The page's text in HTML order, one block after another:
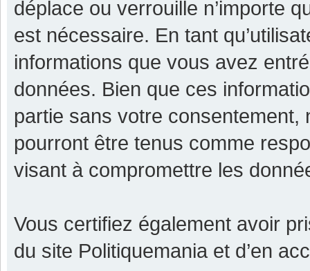
déplace ou verrouille n’importe
est nécessaire. En tant
informations que vous avez
données. Bien que ces
partie sans votre consentement,
pourront être tenus comme
visant à compromettre les
Vous certifiez également avoir
du site Politiquemania et d’en